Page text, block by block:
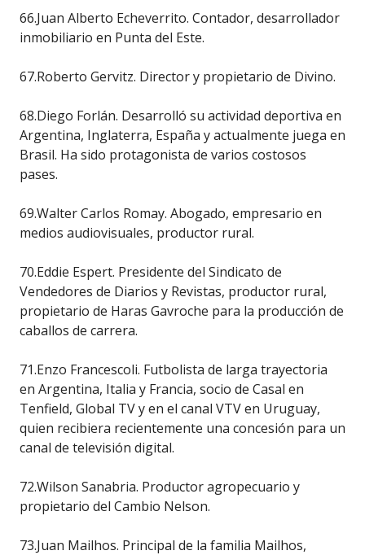
66.Juan Alberto Echeverrito. Contador, desarrollador
inmobiliario en Punta del Este.
67.Roberto Gervitz. Director y propietario de Divino.
68.Diego Forlán. Desarrolló su actividad deportiva en
Argentina, Inglaterra, España y actualmente juega en
Brasil. Ha sido protagonista de varios costosos
pases.
69.Walter Carlos Romay. Abogado, empresario en
medios audiovisuales, productor rural.
70.Eddie Espert. Presidente del Sindicato de
Vendedores de Diarios y Revistas, productor rural,
propietario de Haras Gavroche para la producción de
caballos de carrera.
71.Enzo Francescoli. Futbolista de larga trayectoria
en Argentina, Italia y Francia, socio de Casal en
Tenfield, Global TV y en el canal VTV en Uruguay,
quien recibiera recientemente una concesión para un
canal de televisión digital.
72.Wilson Sanabria. Productor agropecuario y
propietario del Cambio Nelson.
73.Juan Mailhos. Principal de la familia Mailhos,